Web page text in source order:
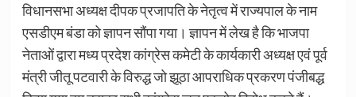
विधानसभा अध्यक्ष दीपक प्रजापति के नेतृत्व में राज्यपाल के नाम
एसडीएम बंडा को ज्ञापन सौंपा गया। ज्ञापन में लेख है कि भाजपा
नेताओं द्वारा मध्य प्रदेश कांग्रेस कमेटी के कार्यकारी अध्यक्ष एवं पूर्व
मंत्री जीतू पटवारी के विरुद्ध जो झूठा आपराधिक प्रकरण पंजीबद्ध